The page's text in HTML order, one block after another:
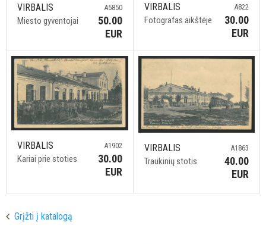
VIRBALIS
Miesto gyventojai
A5850
50.00
EUR
VIRBALIS
Fotografas aikštėje
A822
30.00
EUR
VIRBALIS
Kariai prie stoties
A1902
30.00
EUR
VIRBALIS
Traukinių stotis
A1863
40.00
EUR
Grįžti į katalogą